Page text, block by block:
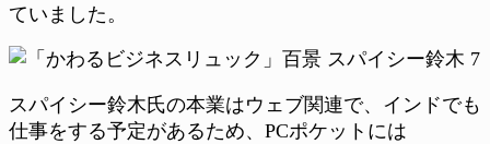
ていました。
スパイシー鈴木氏の本業はウェブ関連で、インドでも
仕事をする予定があるため、PCポケットには